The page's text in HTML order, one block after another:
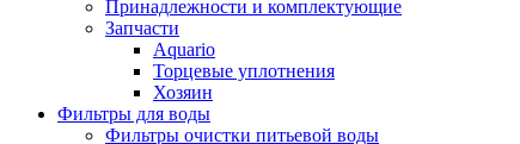
Принадлежности и комплектующие
Запчасти
Aquario
Торцевые уплотнения
Хозяин
Фильтры для воды
Фильтры очистки питьевой воды